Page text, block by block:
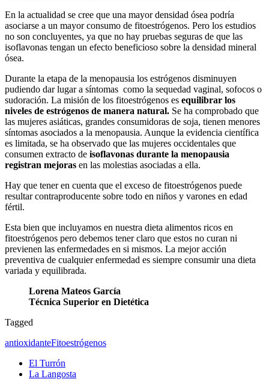
En la actualidad se cree que una mayor densidad ósea podría
asociarse a un mayor consumo de fitoestrógenos. Pero los estudios
no son concluyentes, ya que no hay pruebas seguras de que las
isoflavonas tengan un efecto beneficioso sobre la densidad mineral
ósea.
Durante la etapa de la menopausia los estrógenos disminuyen
pudiendo dar lugar a síntomas como la sequedad vaginal, sofocos o
sudoración. La misión de los fitoestrógenos es equilibrar los
niveles de estrógenos de manera natural. Se ha comprobado que
las mujeres asiáticas, grandes consumidoras de soja, tienen menores
síntomas asociados a la menopausia. Aunque la evidencia científica
es limitada, se ha observado que las mujeres occidentales que
consumen extracto de isoflavonas durante la menopausia
registran mejoras en las molestias asociadas a ella.
Hay que tener en cuenta que el exceso de fitoestrógenos puede
resultar contraproducente sobre todo en niños y varones en edad
fértil.
Esta bien que incluyamos en nuestra dieta alimentos ricos en
fitoestrógenos pero debemos tener claro que estos no curan ni
previenen las enfermedades en si mismos. La mejor acción
preventiva de cualquier enfermedad es siempre consumir una dieta
variada y equilibrada.
Lorena Mateos García
Técnica Superior en Dietética
Tagged
antioxidanteFitoestrógenos
El Turrón
La Langosta